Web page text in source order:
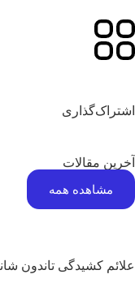
مقالات
مشاهده همه
کشیدگی تاندون شانه